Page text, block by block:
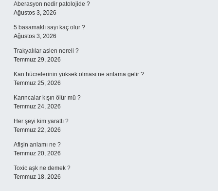
Aberasyon nedir patolojide ?
Ağustos 3, 2026
5 basamaklı sayı kaç olur ?
Ağustos 3, 2026
Trakyalılar aslen nereli ?
Temmuz 29, 2026
Kan hücrelerinin yüksek olması ne anlama gelir ?
Temmuz 25, 2026
Karıncalar kışın ölür mü ?
Temmuz 24, 2026
Her şeyi kim yarattı ?
Temmuz 22, 2026
Afişin anlamı ne ?
Temmuz 20, 2026
Toxic aşk ne demek ?
Temmuz 18, 2026